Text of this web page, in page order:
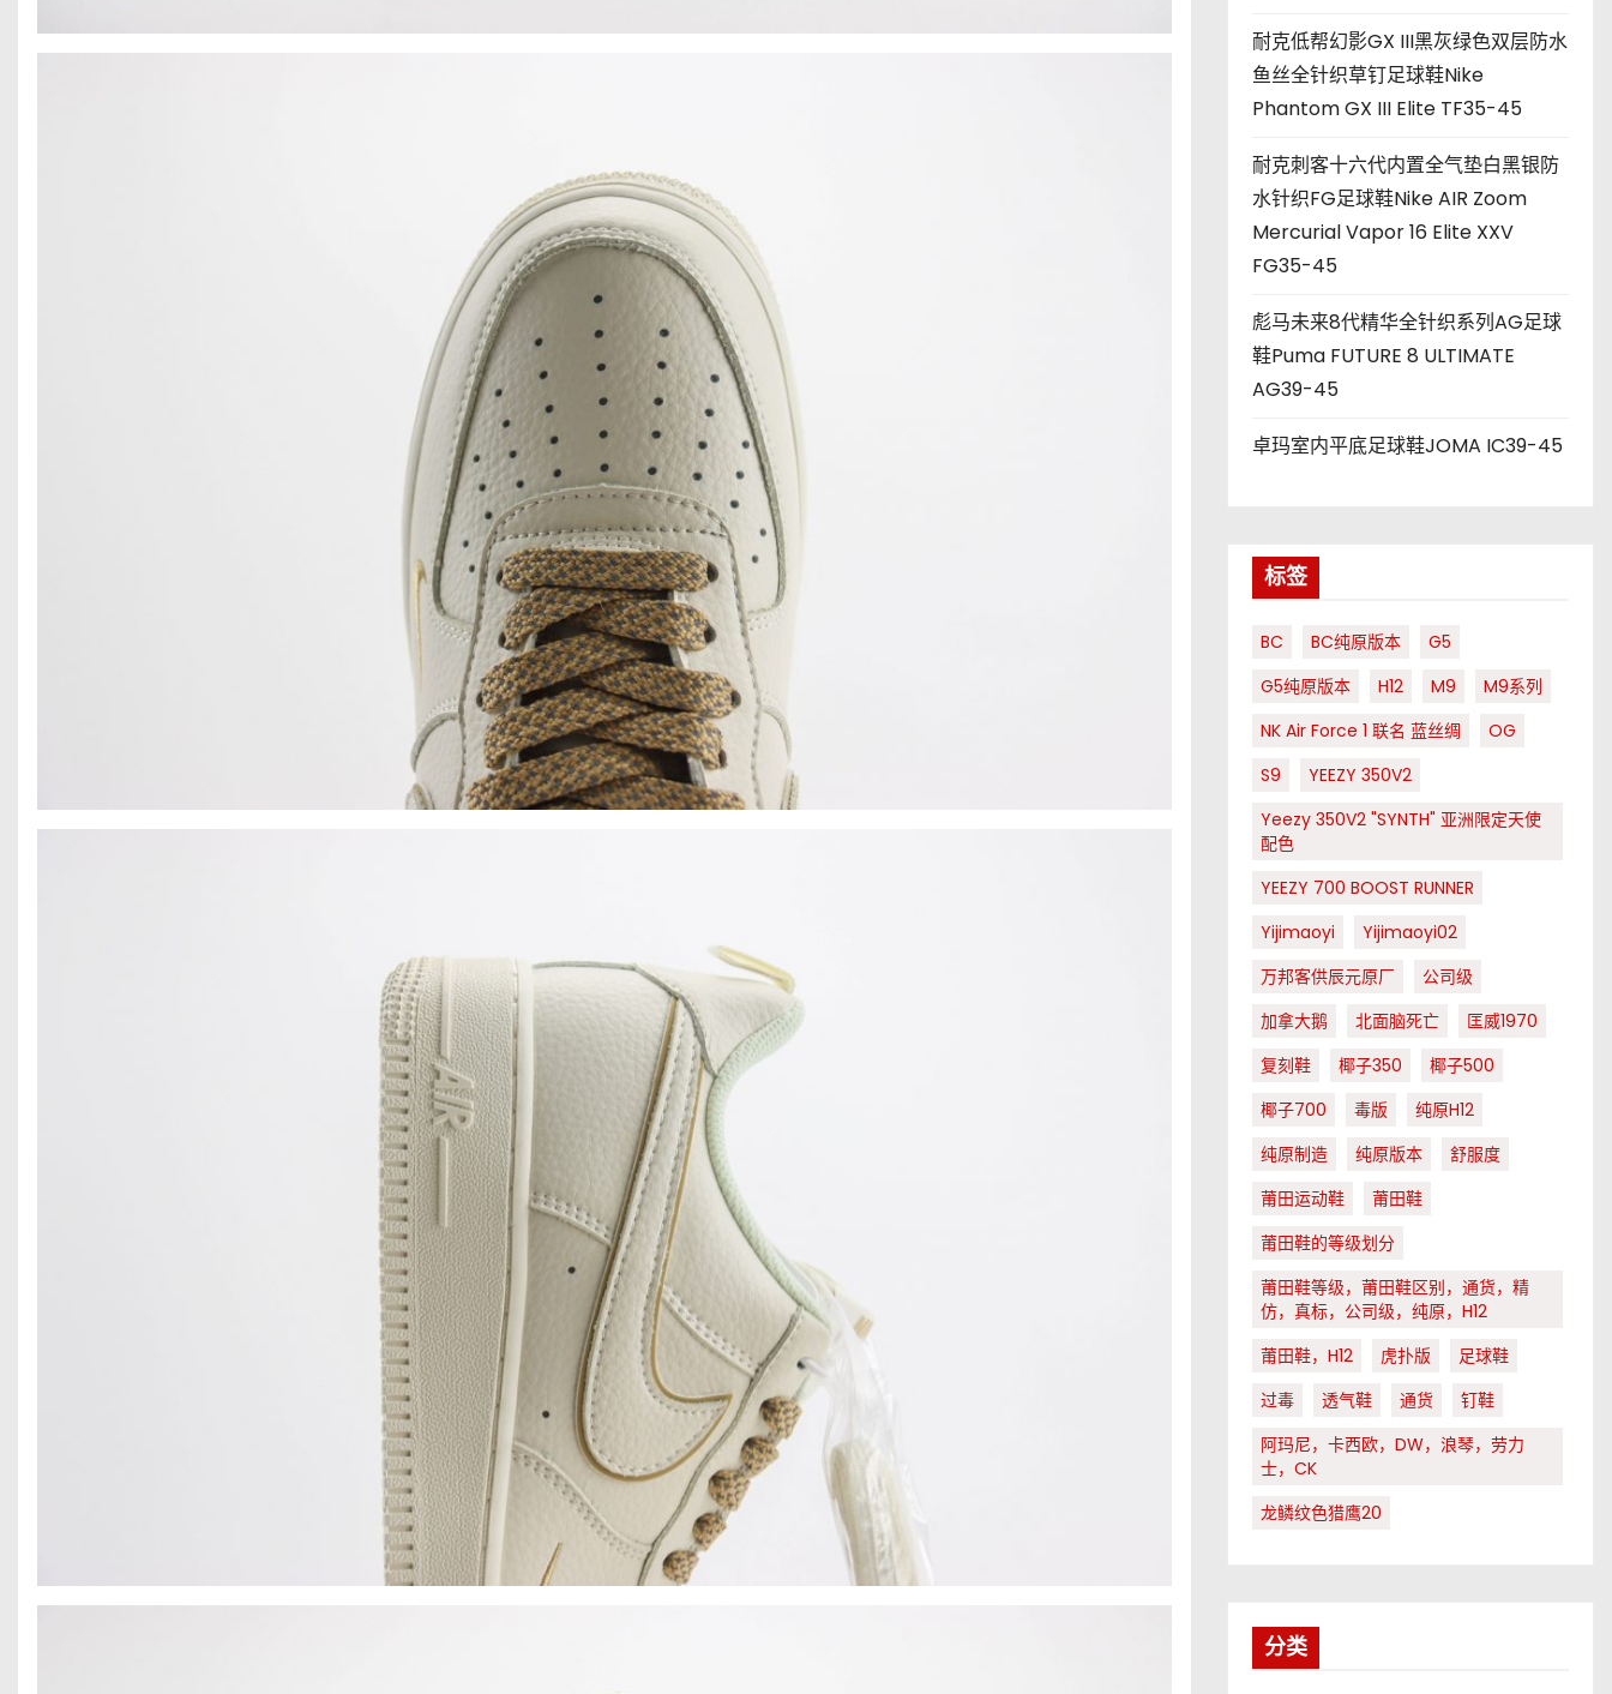
耐克低帮幻影GX III黑灰绿色双层防水
鱼丝全针织草钉足球鞋Nike
Phantom GX III Elite TF35-45
耐克刺客十六代内置全气垫白黑银防
水针织FG足球鞋Nike AIR Zoom
Mercurial Vapor 16 Elite XXV
FG35-45
彪马未来8代精华全针织系列AG足球
鞋Puma FUTURE 8 ULTIMATE
AG39-45
卓玛室内平底足球鞋JOMA IC39-45
标签
BC BC纯原版本
G5
G5纯原版本
H12 M9
M9系列
NK Air Force 1 联名 蓝丝绸
OG
S9
YEEZY 350V2
Yeezy 350V2 "SYNTH" 亚洲限定天使
配色
YEEZY 700 BOOST RUNNER
Yijimaoyi
Yijimaoyi02
万邦客供辰元原厂
公司级
加拿大鹅
北面脑死亡
匡威1970
复刻鞋
椰子350
椰子500
椰子700
毒版
纯原H12
纯原制造
纯原版本
舒服度
莆田运动鞋
莆田鞋
莆田鞋的等级划分
莆田鞋等级，莆田鞋区别，通货，精
仿，真标，公司级，纯原，H12
莆田鞋，H12
虎扑版
足球鞋
过毒
透气鞋 通货
钉鞋
阿玛尼，卡西欧，DW，浪琴，劳力
士，CK
龙鳞纹色猎鹰20
分类